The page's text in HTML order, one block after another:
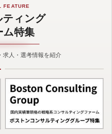
FEATURE
ティング
ム特集
求人・選考情報を紹介